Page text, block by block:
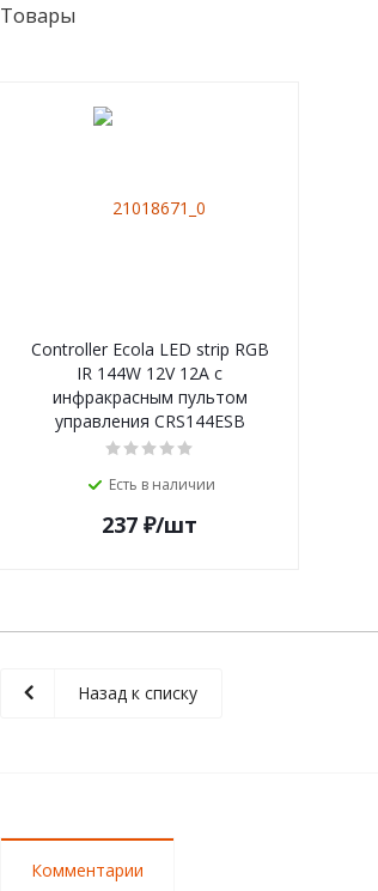
Товары
Controller Ecola LED strip RGB
IR 144W 12V 12A с
инфракрасным пультом
управления CRS144ESB
Есть в наличии
237 ₽/шт
Назад к списку
Комментарии